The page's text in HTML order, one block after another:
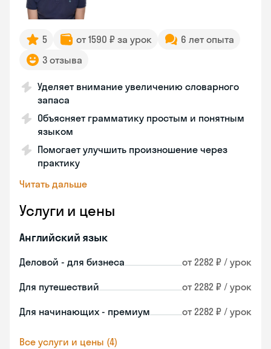
5 от 1590 ₽ за урок
6 лет опыта
3 отзыва
Уделяет внимание увеличению словарного
запаса
Объясняет грамматику простым и понятным
языком
Помогает улучшить произношение через
практику
Читать дальше
Услуги и цены
Английский язык
Деловой - для бизнеса от 2282 ₽ / урок
Для путешествий от 2282 ₽ / урок
Для начинающих - премиум от 2282 ₽ / урок
Все услуги и цены (4)